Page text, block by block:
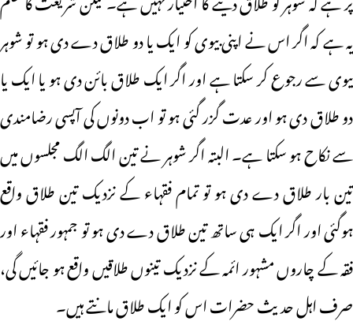
یہ ہے کہ اگر اس نے اپنی بیوی کو ایک یا دو طلاق دے دی ہو تو شوہر
بیوی سے رجوع کر سکتا ہے اور اگر ایک طلاق بائن دی ہو یا ایک یا
دو طلاق دی ہو اور عدت گزر گئی ہو تو اب دونوں کی آپسی رضامندی
سے نکاح ہو سکتا ہے۔ البتہ اگر شوہر نے تین الگ الگ مجلسوں میں
تین بار طلاق دے دی ہو تو تمام فقہاء کے نزدیک تین طلاق واقع
ہوگئی اور اگر ایک ہی ساتھ تین طلاق دے دی ہو تو جمہور فقہاء اور
فقہ کے چاروں مشہور ائمہ کے نزدیک تینوں طلاقیں واقع ہو جائیں گی،
صرف اہل حدیث حضرات اس کو ایک طلاق مانتے ہیں۔